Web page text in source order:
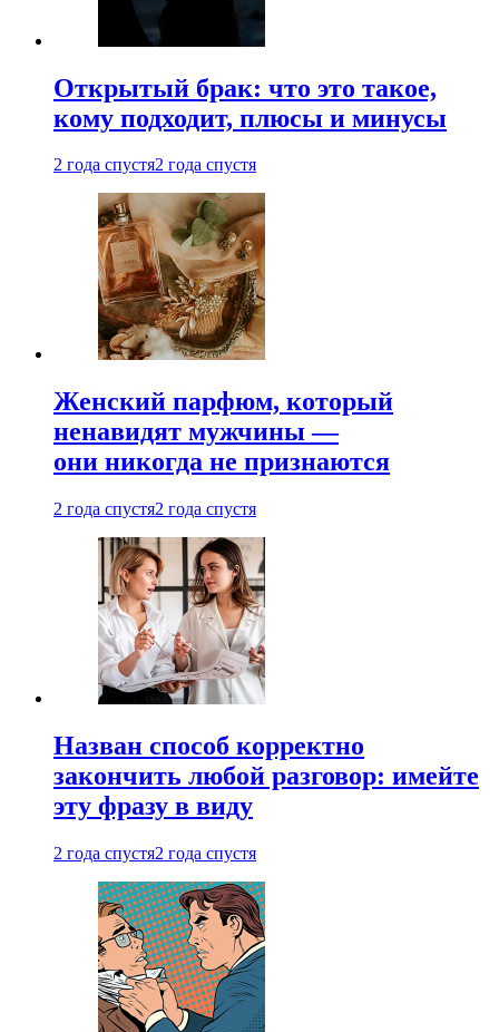
Открытый брак: что это такое,
кому подходит, плюсы и минусы
2 года спустя2 года спустя
Женский парфюм, который
ненавидят мужчины —
они никогда не признаются
2 года спустя2 года спустя
Назван способ корректно
закончить любой разговор: имейте
эту фразу в виду
2 года спустя2 года спустя